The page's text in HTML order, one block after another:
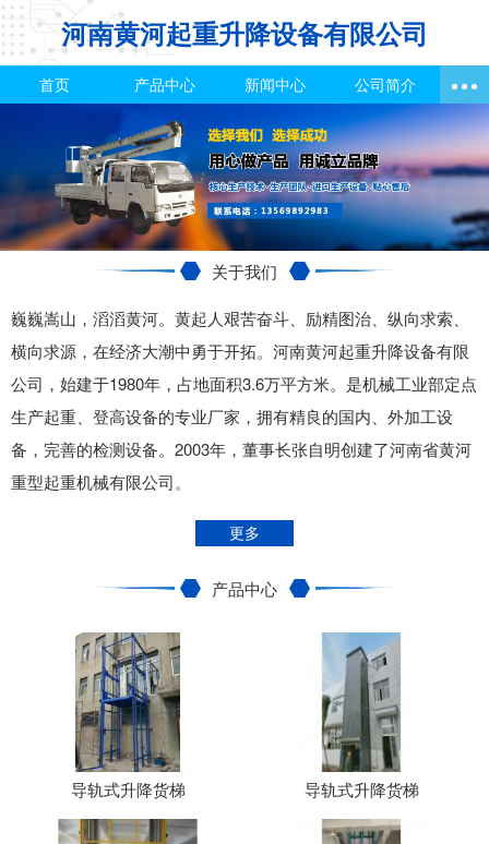
河南黄河起重升降设备有限公司
首页 产品中心 新闻中心 公司简介
关于我们
巍巍嵩山，滔滔黄河。黄起人艰苦奋斗、励精图治、纵向求索、
横向求源，在经济大潮中勇于开拓。河南黄河起重升降设备有限
公司，始建于1980年，占地面积3.6万平方米。是机械工业部定点
生产起重、登高设备的专业厂家，拥有精良的国内、外加工设
备，完善的检测设备。2003年，董事长张自明创建了河南省黄河
重型起重机械有限公司。
更多
产品中心
导轨式升降货梯 导轨式升降货梯